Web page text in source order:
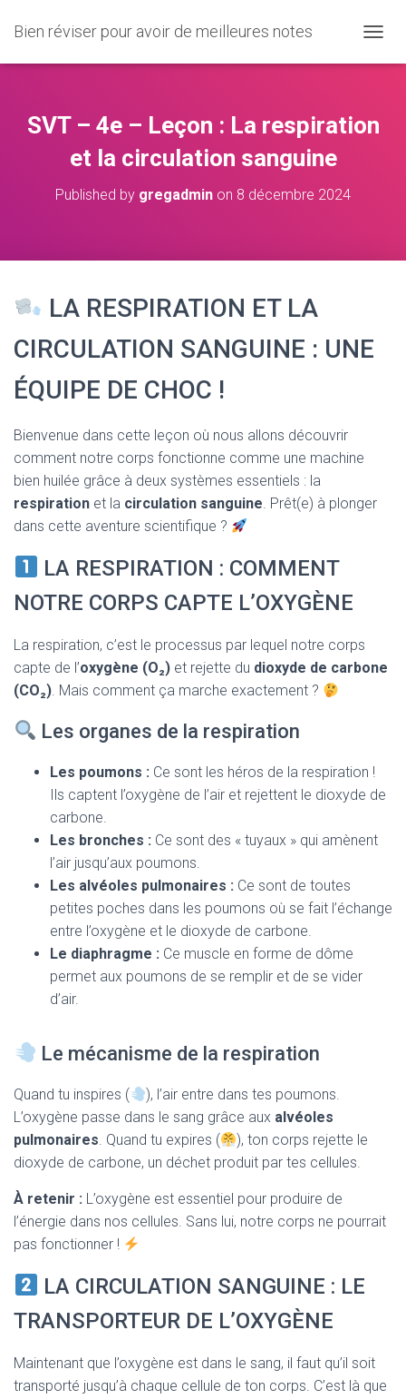
Bien réviser pour avoir de meilleures notes
U
R
V
I
SVT – 4e – Leçon : La respiration
et la circulation sanguine
Published by gregadmin on 8 décembre 2024
LA RESPIRATION ET LA
CIRCULATION SANGUINE : UNE
ÉQUIPE DE CHOC !
Bienvenue dans cette leçon où nous allons découvrir
comment notre corps fonctionne comme une machine
bien huilée grâce à deux systèmes essentiels : la
respiration et la circulation sanguine. Prêt(e) à plonger
dans cette aventure scientifique ?
LA RESPIRATION : COMMENT
NOTRE CORPS CAPTE L’OXYGÈNE
La respiration, c’est le processus par lequel notre corps
capte de l’oxygène (O₂) et rejette du dioxyde de carbone
(CO₂). Mais comment ça marche exactement ?
Les organes de la respiration
Les poumons : Ce sont les héros de la respiration !
Ils captent l’oxygène de l’air et rejettent le dioxyde de
carbone.
Les bronches : Ce sont des « tuyaux » qui amènent
l’air jusqu’aux poumons.
Les alvéoles pulmonaires : Ce sont de toutes
petites poches dans les poumons où se fait l’échange
entre l’oxygène et le dioxyde de carbone.
Le diaphragme : Ce muscle en forme de dôme
permet aux poumons de se remplir et de se vider
d’air.
Le mécanisme de la respiration
Quand tu inspires (
), l’air entre dans tes poumons.
L’oxygène passe dans le sang grâce aux alvéoles
pulmonaires. Quand tu expires (
), ton corps rejette le
dioxyde de carbone, un déchet produit par tes cellules.
À retenir : L’oxygène est essentiel pour produire de
l’énergie dans nos cellules. Sans lui, notre corps ne pourrait
pas fonctionner !
LA CIRCULATION SANGUINE : LE
TRANSPORTEUR DE L’OXYGÈNE
Maintenant que l’oxygène est dans le sang, il faut qu’il soit
transporté jusqu’à chaque cellule de ton corps. C’est là que